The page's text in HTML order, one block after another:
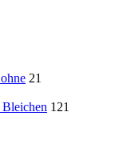
21
121